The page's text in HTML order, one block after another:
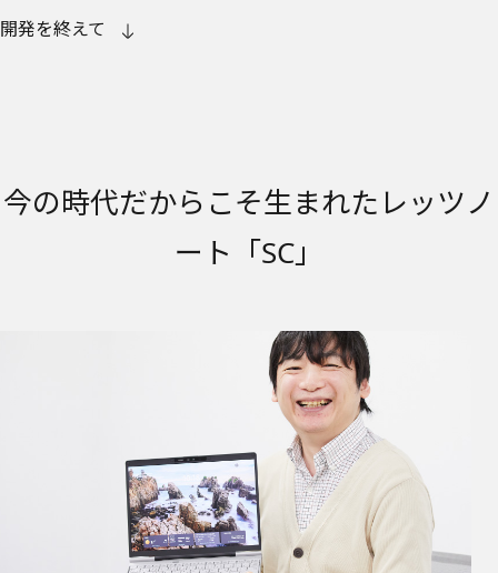
開発を終えて
今の時代だからこそ生まれたレッツノ
ート「SC」